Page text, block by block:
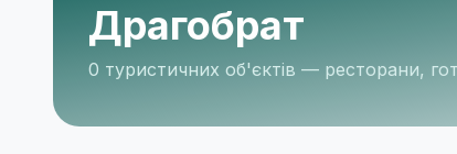
Драгобрат
0 туристичних об'єктів — ресторани,